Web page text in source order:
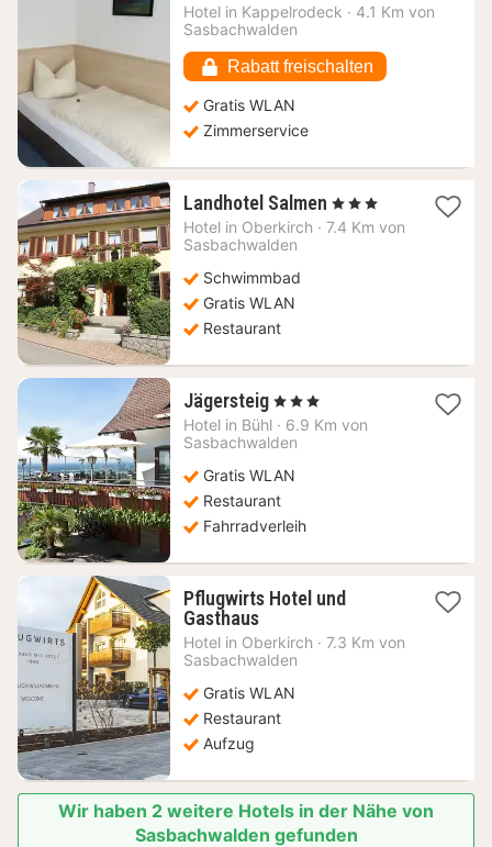
ab
Hotel in Kappelrodeck · 4.1 Km von
Sasbachwalden
Rabatt freischalten
Gratis WLAN
Zimmerservice
Landhotel Salmen 1
Nacht
, 3 Sterne
Hotel in Oberkirch · 7.4 Km von
Sasbachwalden
Schwimmbad
Gratis WLAN
Restaurant
Jägersteig 1
Nacht
ab
€
, 3 Sterne
Hotel in Bühl · 6.9 Km von
Sasbachwalden
Gratis WLAN
Restaurant
Fahrradverleih
Pflugwirts Hotel und
Gasthaus1
Nacht
ab
€
Hotel in Oberkirch · 7.3 Km von
Sasbachwalden
Gratis WLAN
Restaurant
Aufzug
Wir haben 2 weitere Hotels in der Nähe von
Sasbachwalden gefunden